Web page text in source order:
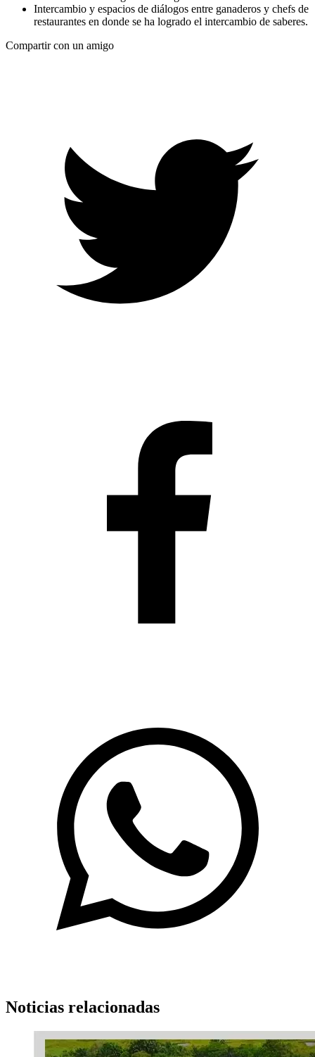
Intercambio y espacios de diálogos entre ganaderos y chefs de
restaurantes en donde se ha logrado el intercambio de saberes.
Compartir con un amigo
Noticias relacionadas